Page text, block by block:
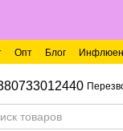
Опт Блог